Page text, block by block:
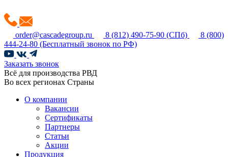
order@cascadegroup.ru 8 (812) 490-75-90 (СПб)
8 (800)
444-24-80 (Бесплатный звонок по РФ)
Заказать звонок
Всё для производства РВД
Во всех регионах Страны
О компании
Вакансии
Сертификаты
Партнеры
Статьи
Акции
Продукция